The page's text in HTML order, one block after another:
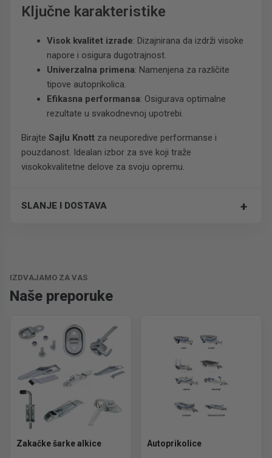
Ključne karakteristike
Visok kvalitet izrade: Dizajnirana da izdrži visoke
napore i osigura dugotrajnost.
Univerzalna primena: Namenjena za različite
tipove autoprikolica.
Efikasna performansa: Osigurava optimalne
rezultate u svakodnevnoj upotrebi.
Birajte Sajlu Knott za neuporedive performanse i
pouzdanost. Idealan izbor za sve koji traže
visokokvalitetne delove za svoju opremu.
SLANJE I DOSTAVA +
IZDVAJAMO ZA VAS
Naše preporuke
Zakačke šarke alkice Autoprikolice